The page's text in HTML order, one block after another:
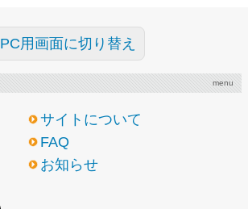
PC用画面に切り替え
menu
サイトについて
FAQ
お知らせ